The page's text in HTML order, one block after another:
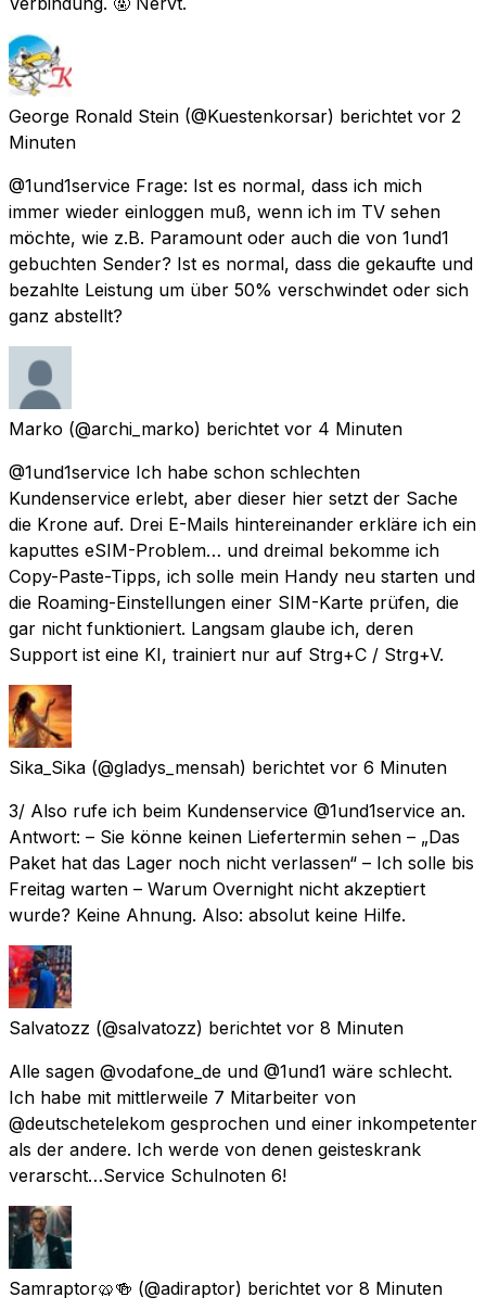
George Ronald Stein (@Kuestenkorsar) berichtet vor 2
Minuten
@1und1service Frage: Ist es normal, dass ich mich
immer wieder einloggen muß, wenn ich im TV sehen
möchte, wie z.B. Paramount oder auch die von 1und1
gebuchten Sender? Ist es normal, dass die gekaufte und
bezahlte Leistung um über 50% verschwindet oder sich
ganz abstellt?
Marko (@archi_marko) berichtet vor 4 Minuten
@1und1service Ich habe schon schlechten
Kundenservice erlebt, aber dieser hier setzt der Sache
die Krone auf. Drei E-Mails hintereinander erkläre ich ein
kaputtes eSIM-Problem… und dreimal bekomme ich
Copy-Paste-Tipps, ich solle mein Handy neu starten und
die Roaming-Einstellungen einer SIM-Karte prüfen, die
gar nicht funktioniert. Langsam glaube ich, deren
Support ist eine KI, trainiert nur auf Strg+C / Strg+V.
Sika_Sika (@gladys_mensah) berichtet vor 6 Minuten
3/ Also rufe ich beim Kundenservice @1und1service an.
Antwort: – Sie könne keinen Liefertermin sehen – „Das
Paket hat das Lager noch nicht verlassen“ – Ich solle bis
Freitag warten – Warum Overnight nicht akzeptiert
wurde? Keine Ahnung. Also: absolut keine Hilfe.
Salvatozz (@salvatozz) berichtet vor 8 Minuten
Alle sagen @vodafone_de und @1und1 wäre schlecht.
Ich habe mit mittlerweile 7 Mitarbeiter von
@deutschetelekom gesprochen und einer inkompetenter
als der andere. Ich werde von denen geisteskrank
verarscht…Service Schulnoten 6!
Samraptor🥨🍻 (@adiraptor) berichtet vor 8 Minuten